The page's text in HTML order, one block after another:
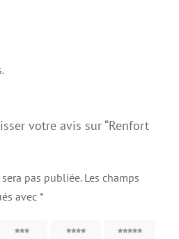
votre avis sur “Renfort
pas publiée. Les champs
avec *
3 étoiles
4 étoiles
5 étoiles